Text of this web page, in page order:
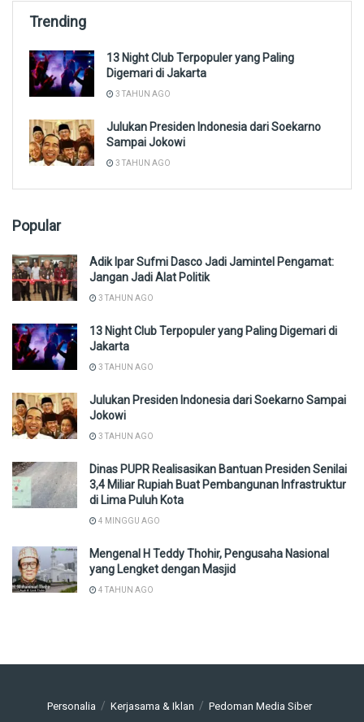
Trending
13 Night Club Terpopuler yang Paling
Digemari di Jakarta
3 TAHUN AGO
Julukan Presiden Indonesia dari Soekarno
Sampai Jokowi
3 TAHUN AGO
Popular
Adik Ipar Sufmi Dasco Jadi Jamintel Pengamat:
Jangan Jadi Alat Politik
3 TAHUN AGO
13 Night Club Terpopuler yang Paling Digemari di
Jakarta
3 TAHUN AGO
Julukan Presiden Indonesia dari Soekarno Sampai
Jokowi
3 TAHUN AGO
Dinas PUPR Realisasikan Bantuan Presiden Senilai
3,4 Miliar Rupiah Buat Pembangunan Infrastruktur
di Lima Puluh Kota
4 MINGGU AGO
Mengenal H Teddy Thohir, Pengusaha Nasional
yang Lengket dengan Masjid
4 TAHUN AGO
Personalia Kerjasama & Iklan Pedoman Media Siber